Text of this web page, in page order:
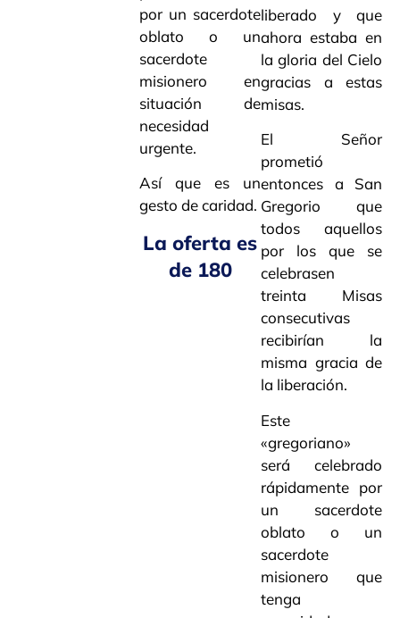
por un sacerdote
oblato o un
sacerdote
misionero en
situación de
necesidad
urgente.
Así que es un
gesto de caridad.
La oferta es
de 180
liberado y que
ahora estaba en
la gloria del Cielo
gracias a estas
misas.
El Señor
prometió
entonces a San
Gregorio que
todos aquellos
por los que se
celebrasen
treinta Misas
consecutivas
recibirían la
misma gracia de
la liberación.
Este
«gregoriano»
será celebrado
rápidamente por
un sacerdote
oblato o un
sacerdote
misionero que
tenga